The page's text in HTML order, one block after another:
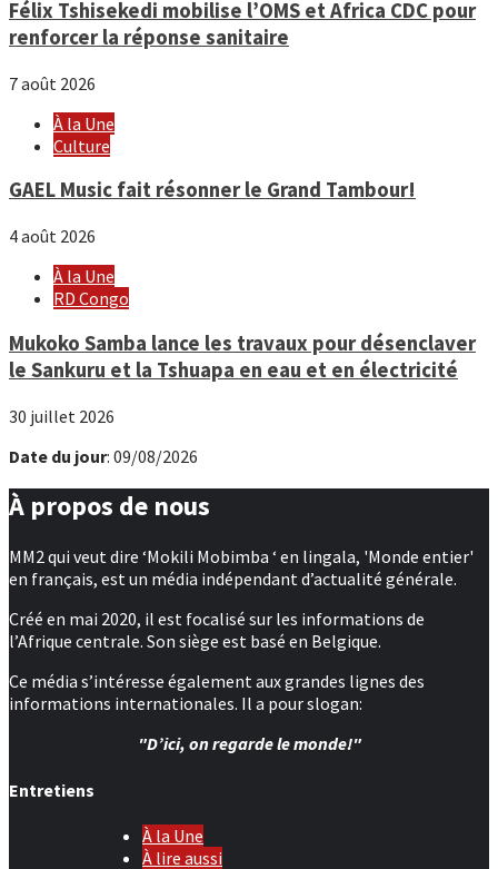
Félix Tshisekedi mobilise l’OMS et Africa CDC pour
renforcer la réponse sanitaire
7 août 2026
À la Une
Culture
GAEL Music fait résonner le Grand Tambour!
4 août 2026
À la Une
RD Congo
Mukoko Samba lance les travaux pour désenclaver
le Sankuru et la Tshuapa en eau et en électricité
30 juillet 2026
Date du jour: 09/08/2026
À propos de nous
MM2 qui veut dire ‘Mokili Mobimba ‘ en lingala, 'Monde entier'
en français, est un média indépendant d’actualité générale.
Créé en mai 2020, il est focalisé sur les informations de
l’Afrique centrale. Son siège est basé en Belgique.
Ce média s’intéresse également aux grandes lignes des
informations internationales. Il a pour slogan:
"D’ici, on regarde le monde!"
Entretiens
À la Une
À lire aussi